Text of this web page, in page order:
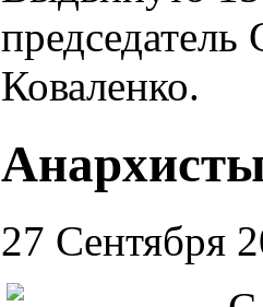
Коваленко.
27 Сентября